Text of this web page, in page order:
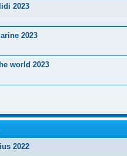
2023
2023
world 2023
2022